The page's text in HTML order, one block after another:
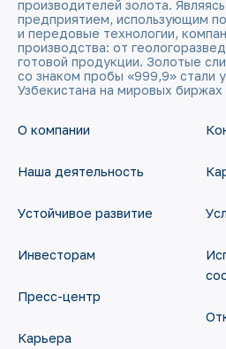
производителей золота.
предприятием, использующим
и передовые технологии,
производства: от
готовой продукции. Золотые
со знаком пробы «999,9» стали
Узбекистана на мировых
О компании
Наша деятельность
Устойчивое развитие
Инвесторам
Пресс-центр
Карьера